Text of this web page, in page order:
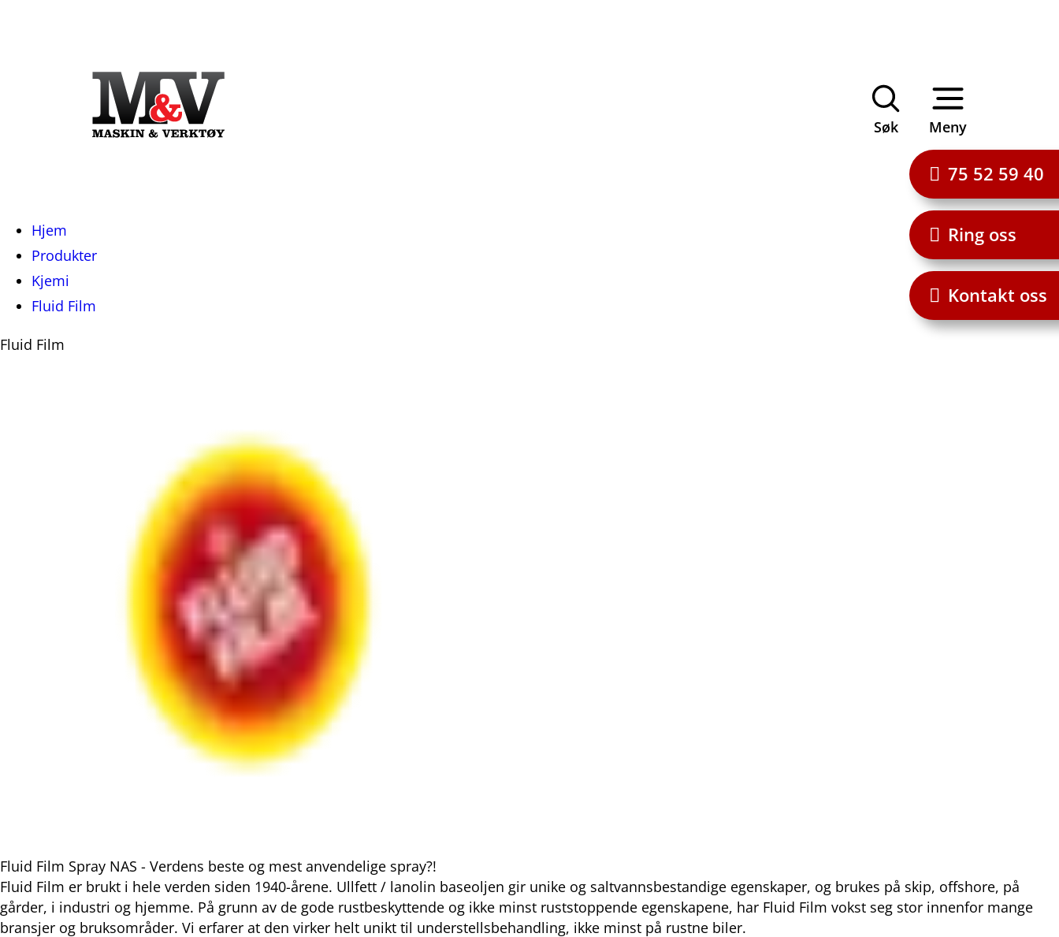
Søk Meny
75 52 59 40
Ring oss
Kontakt oss
Du
Hjem
Produkter
Kjemi
Fluid Film
Fluid Film
Fluid Film Spray NAS - Verdens beste og mest anvendelige spray?!
Fluid Film er brukt i hele verden siden 1940-årene. Ullfett / lanolin baseoljen gir unike og saltvannsbestandige egenskaper, og brukes på skip, offshore, på
gårder, i industri og hjemme. På grunn av de gode rustbeskyttende og ikke minst ruststoppende egenskapene, har Fluid Film vokst seg stor innenfor mange
bransjer og bruksområder. Vi erfarer at den virker helt unikt til understellsbehandling, ikke minst på rustne biler.